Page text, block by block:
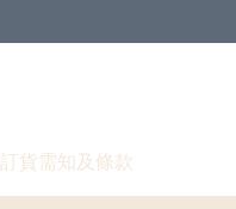
訂貨需知及條款